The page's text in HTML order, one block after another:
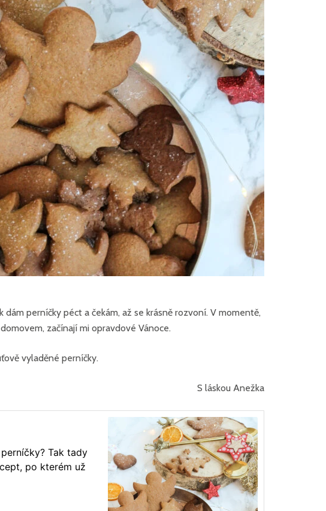
perníčky péct a čekám, až se krásně rozvoní. V momentě,
začínají mi opravdové Vánoce.
vyladěné perníčky.
S láskou Anežka
Tak tady
po kterém už